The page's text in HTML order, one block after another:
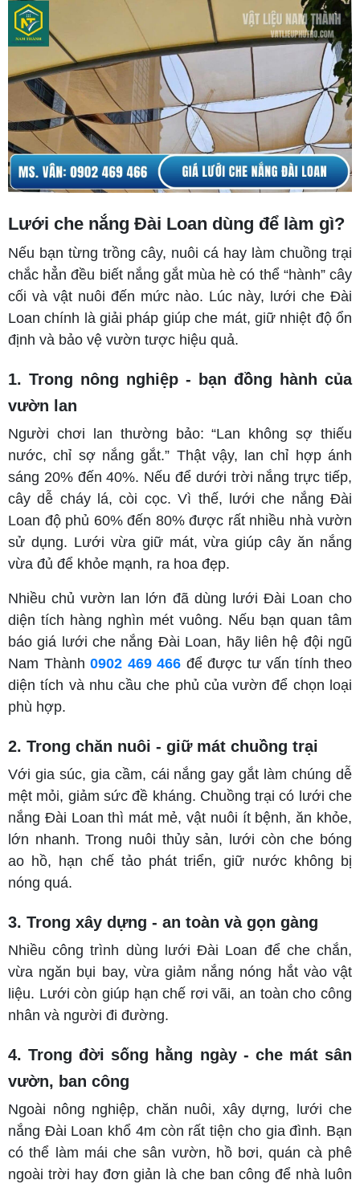
Lưới che nắng Đài Loan dùng để làm gì?
Nếu bạn từng trồng cây, nuôi cá hay làm chuồng trại
chắc hẳn đều biết nắng gắt mùa hè có thể “hành” cây
cối và vật nuôi đến mức nào. Lúc này, lưới che Đài
Loan chính là giải pháp giúp che mát, giữ nhiệt độ ổn
định và bảo vệ vườn tược hiệu quả.
1. Trong nông nghiệp - bạn đồng hành của
vườn lan
Người chơi lan thường bảo: “Lan không sợ thiếu
nước, chỉ sợ nắng gắt.” Thật vậy, lan chỉ hợp ánh
sáng 20% đến 40%. Nếu để dưới trời nắng trực tiếp,
cây dễ cháy lá, còi cọc. Vì thế, lưới che nắng Đài
Loan độ phủ 60% đến 80% được rất nhiều nhà vườn
sử dụng. Lưới vừa giữ mát, vừa giúp cây ăn nắng
vừa đủ để khỏe mạnh, ra hoa đẹp.
Nhiều chủ vườn lan lớn đã dùng lưới Đài Loan cho
diện tích hàng nghìn mét vuông. Nếu bạn quan tâm
báo giá lưới che nắng Đài Loan, hãy liên hệ đội ngũ
Nam Thành 0902 469 466 để được tư vấn tính theo
diện tích và nhu cầu che phủ của vườn để chọn loại
phù hợp.
2. Trong chăn nuôi - giữ mát chuồng trại
Với gia súc, gia cầm, cái nắng gay gắt làm chúng dễ
mệt mỏi, giảm sức đề kháng. Chuồng trại có lưới che
nắng Đài Loan thì mát mẻ, vật nuôi ít bệnh, ăn khỏe,
lớn nhanh. Trong nuôi thủy sản, lưới còn che bóng
ao hồ, hạn chế tảo phát triển, giữ nước không bị
nóng quá.
3. Trong xây dựng - an toàn và gọn gàng
Nhiều công trình dùng lưới Đài Loan để che chắn,
vừa ngăn bụi bay, vừa giảm nắng nóng hắt vào vật
liệu. Lưới còn giúp hạn chế rơi vãi, an toàn cho công
nhân và người đi đường.
4. Trong đời sống hằng ngày - che mát sân
vườn, ban công
Ngoài nông nghiệp, chăn nuôi, xây dựng, lưới che
nắng Đài Loan khổ 4m còn rất tiện cho gia đình. Bạn
có thể làm mái che sân vườn, hồ bơi, quán cà phê
ngoài trời hay đơn giản là che ban công để nhà luôn